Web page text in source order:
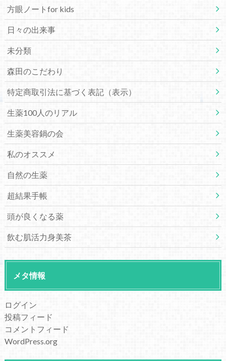
方眼ノートfor kids
日々の出来事
未分類
森田のこだわり
特定商取引法に基づく表記（表示）
生薬100人のリアル
生薬美容鍋の会
私のオススメ
自然の生薬
超結果手帳
頭が良くなる薬
飲む肌活力身美茶
メタ情報
ログイン
投稿フィード
コメントフィード
WordPress.org